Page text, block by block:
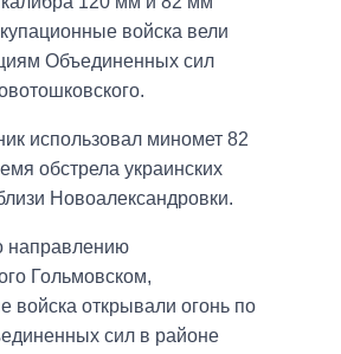
войска вели
Объединенных сил
использовал миномет 82
обстрела украинских
Новоалександровки.
направлению
Гольмовском,
войска открывали огонь по
сил в районе